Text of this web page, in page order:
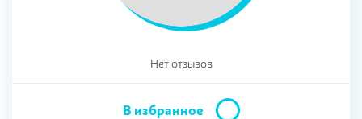
Нет отзывов
В избранное